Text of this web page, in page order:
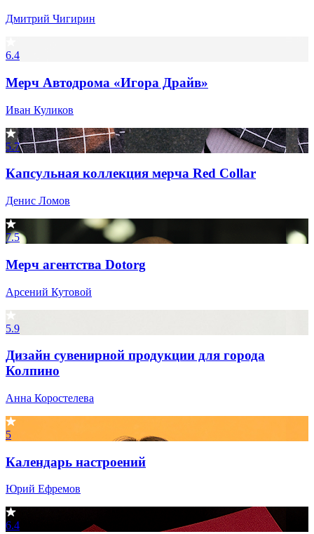
Дмитрий Чигирин
6.4
Мерч Автодрома «Игора Драйв»
Иван Куликов
5.7
Капсульная коллекция мерча Red Collar
Денис Ломов
7.5
Мерч агентства Dotorg
Арсений Кутовой
5.9
Дизайн сувенирной продукции для города
Колпино
Анна Коростелева
5
Календарь настроений
Юрий Ефремов
6.4